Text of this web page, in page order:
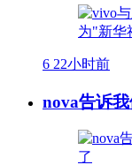
6 22小时前
nova告诉